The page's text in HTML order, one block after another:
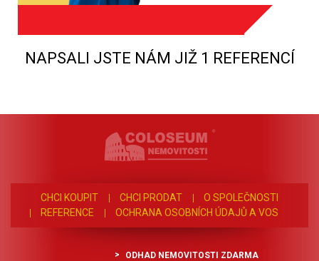
NAPSALI JSTE NÁM JIŽ 1 REFERENCÍ
CHCI KOUPIT CHCI PRODAT
O SPOLEČNOSTI
REFERENCE
OCHRANA OSOBNÍCH ÚDAJŮ A VOS
ODHAD NEMOVITOSTI ZDARMA